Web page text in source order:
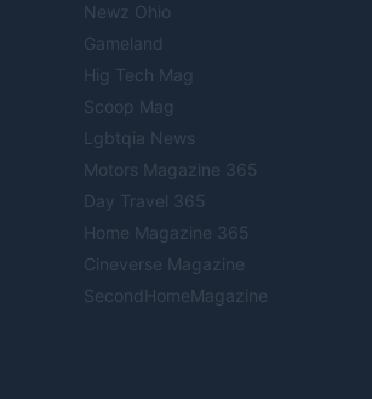
Newz Ohio
Gameland
Hig Tech Mag
Scoop Mag
Lgbtqia News
Motors Magazine 365
Day Travel 365
Home Magazine 365
Cineverse Magazine
SecondHomeMagazine